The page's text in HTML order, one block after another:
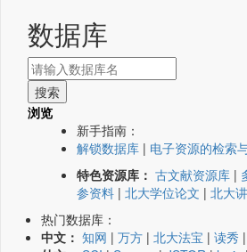
数据库
浏览
新手指南：
解锁数据库 | 电子资源的检索
特色资源库： 古文献资源库 |
参资料 | 北大学位论文 | 北大
热门数据库：
中文： 知网 | 万方 | 北大法宝 | 读秀 |